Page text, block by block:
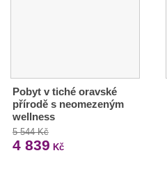
Pobyt v tiché oravské
přírodě s neomezeným
wellness
5 544 Kč
4 839 Kč